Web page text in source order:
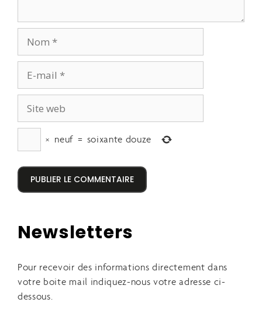
× neuf = soixante douze
Newsletters
Pour recevoir des informations directement dans
votre boite mail indiquez-nous votre adresse ci-
dessous.